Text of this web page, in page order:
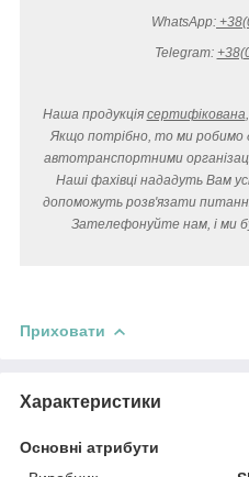
WhatsApp:
Telegram:
Наша продукція сертифікована
Якщо потрібно, то ми робимо
автотранспортними
Наші фахівці нададуть Вам
допоможуть розв'язати
Зателефонуйте нам, і ми
Приховати
Характеристики
Основні атрибути